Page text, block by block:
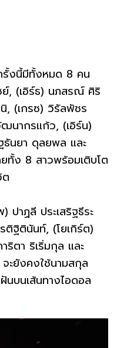
รั้งนี้มีทั้งหมด 8 คน
, (เอิร์ธ) นภสรณ์ ศิริ
, (เกรซ) วิรัลพัชร
นากรแก้ว, (เอิร์น)
นยา ดุลยพล และ
ทั้ง 8 สาวพร้อมเติบโต
ต
าฏลี ประเสริฐธีระ
ฐิตินันท์, (โยเกิร์ต)
ริตา ริเริ่มกุล และ
ยังคงใช้นามสกุล
นบนเส้นทางไอดอล